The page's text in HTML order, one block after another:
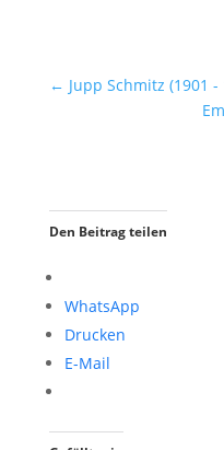
← Jupp Schmitz (1901 -
Den Beitrag teilen
WhatsApp
Drucken
E-Mail